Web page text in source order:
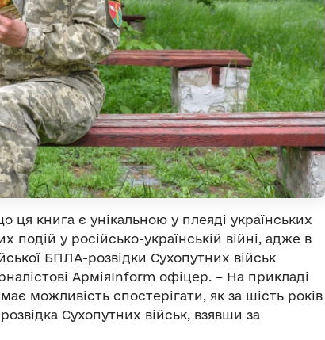
книга є унікальною у плеяді українських
подій у російсько-українській війні, адже в
БПЛА-розвідки Сухопутних військ
АрміяІnform офіцер. – На прикладі
можливість спостерігати, як за шість років
Сухопутних військ, взявши за